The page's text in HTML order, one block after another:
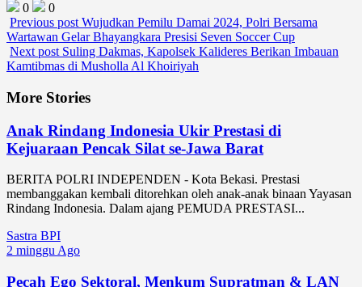
0
0
Previous post Wujudkan Pemilu Damai 2024, Polri Bersama
Wartawan Gelar Bhayangkara Presisi Seven Soccer Cup
Next post Suling Dakmas, Kapolsek Kalideres Berikan Imbauan
Kamtibmas di Musholla Al Khoiriyah
More Stories
Anak Rindang Indonesia Ukir Prestasi di
Kejuaraan Pencak Silat se-Jawa Barat
BERITA POLRI INDEPENDEN - Kota Bekasi. Prestasi
membanggakan kembali ditorehkan oleh anak-anak binaan Yayasan
Rindang Indonesia. Dalam ajang PEMUDA PRESTASI...
Sastra BPI
2 minggu Ago
Pecah Ego Sektoral, Menkum Supratman & LAN